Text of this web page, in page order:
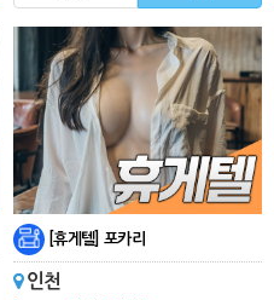
[휴게텔] 포카리
인천